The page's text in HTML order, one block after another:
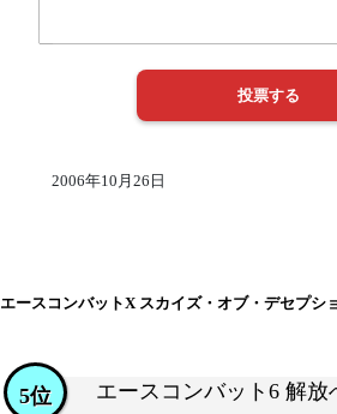
2006年10月26日
エースコンバットX スカイズ・オブ・デセプシ
エースコンバット6 解放
5位